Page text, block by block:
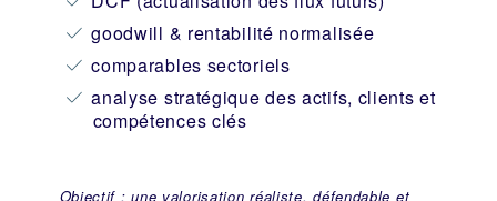
goodwill & rentabilité normalisée
comparables sectoriels
analyse stratégique des actifs, clients et
compétences clés
Objectif : une valorisation réaliste, défendable et